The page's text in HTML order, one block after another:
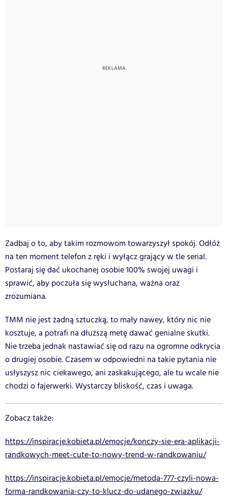
Zadbaj o to, aby takim rozmowom towarzyszył spokój. Odłóż
na ten moment telefon z ręki i wyłącz grający w tle serial.
Postaraj się dać ukochanej osobie 100% swojej uwagi i
sprawić, aby poczuła się wysłuchana, ważna oraz
zrozumiana.
TMM nie jest żadną sztuczką, to mały nawey, który nic nie
kosztuje, a potrafi na dłuższą metę dawać genialne skutki.
Nie trzeba jednak nastawiać się od razu na ogromne odkrycia
o drugiej osobie. Czasem w odpowiedni na takie pytania nie
usłyszysz nic ciekawego, ani zaskakującego, ale tu wcale nie
chodzi o fajerwerki. Wystarczy bliskość, czas i uwaga.
Zobacz także:
https://inspiracje.kobieta.pl/emocje/konczy-sie-era-aplikacji-
randkowych-meet-cute-to-nowy-trend-w-randkowaniu/
https://inspiracje.kobieta.pl/emocje/metoda-777-czyli-nowa-
forma-randkowania-czy-to-klucz-do-udanego-zwiazku/